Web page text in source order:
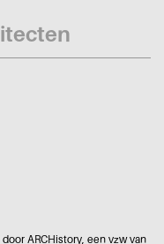
ARCHistory, een vzw van